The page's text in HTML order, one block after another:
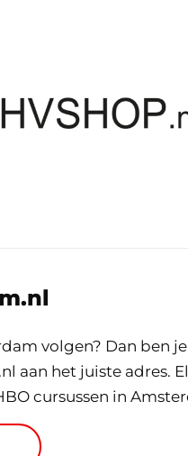
volgen? Dan ben
aan het juiste adres.
cursussen in